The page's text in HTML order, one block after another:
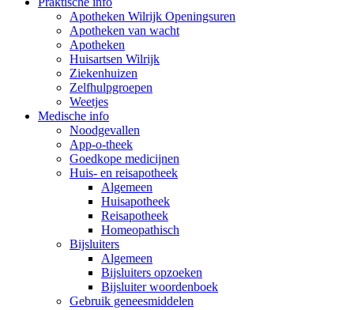
Apotheken Wilrijk Openingsuren
Apotheken van wacht
Apotheken
Huisartsen Wilrijk
Ziekenhuizen
Zelfhulpgroepen
Weetjes
Medische info
Noodgevallen
App-o-theek
Goedkope medicijnen
Huis- en reisapotheek
Algemeen
Huisapotheek
Reisapotheek
Homeopathisch
Bijsluiters
Algemeen
Bijsluiters opzoeken
Bijsluiter woordenboek
Gebruik geneesmiddelen